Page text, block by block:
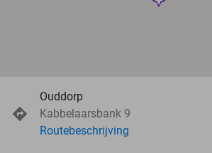
Ouddorp
Kabbelaarsbank 9
Routebeschrijving